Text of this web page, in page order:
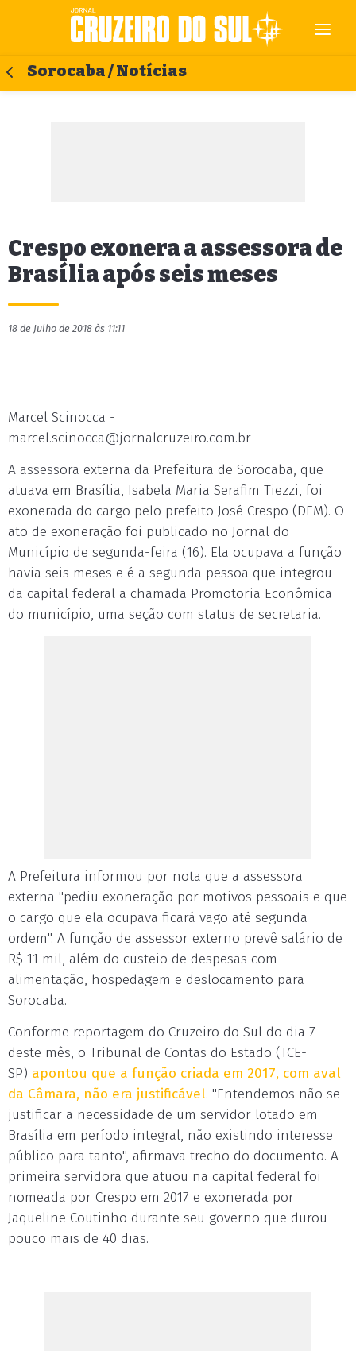
Sorocaba / Notícias
Crespo exonera a assessora de
Brasília após seis meses
18 de Julho de 2018 às 11:11
Marcel Scinocca -
marcel.scinocca@jornalcruzeiro.com.br
A assessora externa da Prefeitura de Sorocaba, que
atuava em Brasília, Isabela Maria Serafim Tiezzi, foi
exonerada do cargo pelo prefeito José Crespo (DEM). O
ato de exoneração foi publicado no Jornal do
Município de segunda-feira (16). Ela ocupava a função
havia seis meses e é a segunda pessoa que integrou
da capital federal a chamada Promotoria Econômica
do município, uma seção com status de secretaria.
A Prefeitura informou por nota que a assessora
externa "pediu exoneração por motivos pessoais e que
o cargo que ela ocupava ficará vago até segunda
ordem". A função de assessor externo prevê salário de
R$ 11 mil, além do custeio de despesas com
alimentação, hospedagem e deslocamento para
Sorocaba.
Conforme reportagem do Cruzeiro do Sul do dia 7
deste mês, o Tribunal de Contas do Estado (TCE-
SP) apontou que a função criada em 2017, com aval
da Câmara, não era justificável. "Entendemos não se
justificar a necessidade de um servidor lotado em
Brasília em período integral, não existindo interesse
público para tanto", afirmava trecho do documento. A
primeira servidora que atuou na capital federal foi
nomeada por Crespo em 2017 e exonerada por
Jaqueline Coutinho durante seu governo que durou
pouco mais de 40 dias.